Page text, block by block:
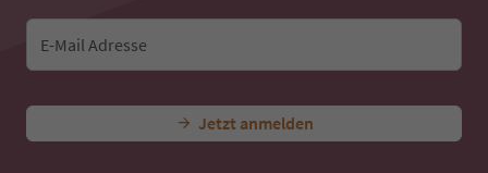
E-Mail Adresse
Jetzt anmelden